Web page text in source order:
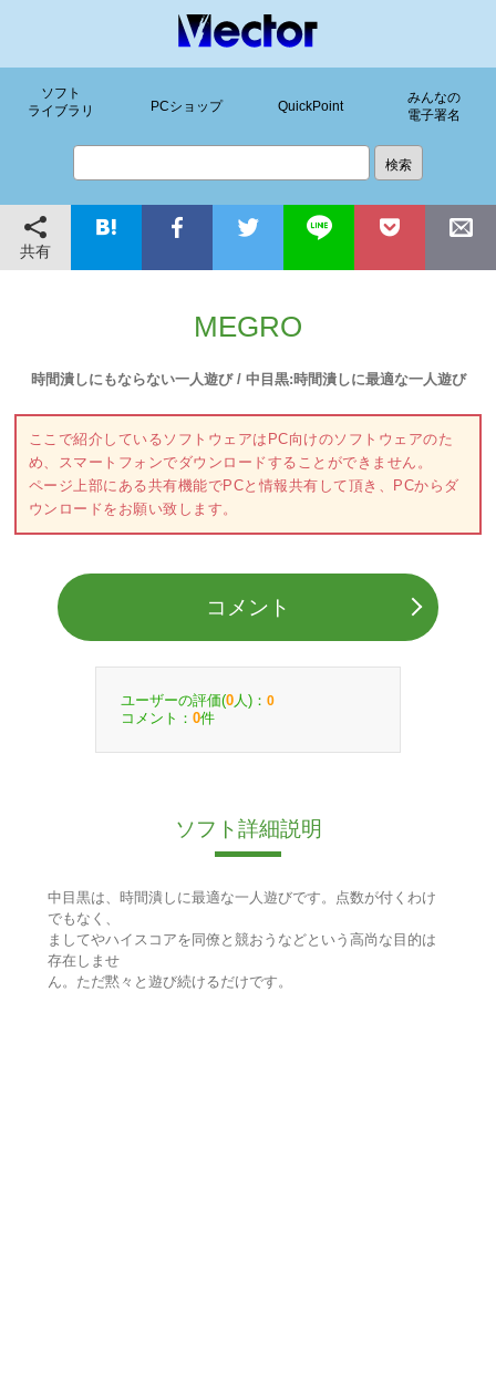
ソフト
ライブラリ
PCショップ QuickPoint
みんなの
電子署名
共有
MEGRO
時間潰しにもならない一人遊び / 中目黒:時間潰しに最適な一人遊び
ここで紹介しているソフトウェアはPC向けのソフトウェアのた
め、スマートフォンでダウンロードすることができません。
ページ上部にある共有機能でPCと情報共有して頂き、PCからダ
ウンロードをお願い致します。
コメント
ユーザーの評価(0 人)： 0
コメント： 0件
ソフト詳細説明
中目黒は、時間潰しに最適な一人遊びです。点数が付くわけ
でもなく、
ましてやハイスコアを同僚と競おうなどという高尚な目的は
存在しませ
ん。ただ黙々と遊び続けるだけです。